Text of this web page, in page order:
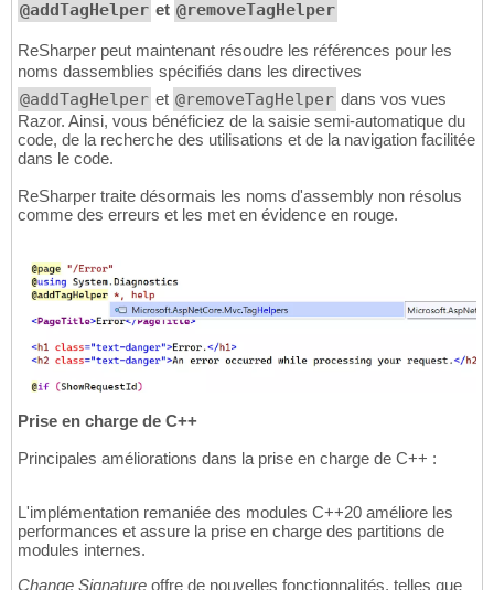
@addTagHelper et @removeTagHelper
ReSharper peut maintenant résoudre les références pour les
noms dassemblies spécifiés dans les directives
@addTagHelper et @removeTagHelper dans vos vues
Razor. Ainsi, vous bénéficiez de la saisie semi-automatique du
code, de la recherche des utilisations et de la navigation facilitée
dans le code.
ReSharper traite désormais les noms d'assembly non résolus
comme des erreurs et les met en évidence en rouge.
Prise en charge de C++
Principales améliorations dans la prise en charge de C++ :
L'implémentation remaniée des modules C++20 améliore les
performances et assure la prise en charge des partitions de
modules internes.
Change Signature offre de nouvelles fonctionnalités, telles que